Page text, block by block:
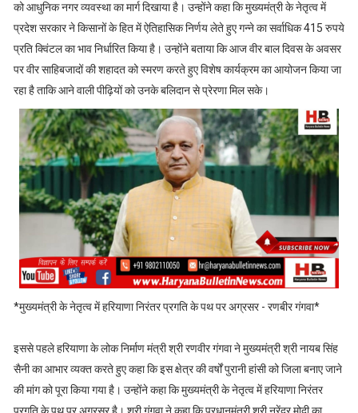
को आधुनिक नगर व्यवस्था का मार्ग दिखाया है। उन्होंने कहा कि मुख्यमंत्री के नेतृत्व में
प्रदेश सरकार ने किसानों के हित में ऐतिहासिक निर्णय लेते हुए गन्ने का सर्वाधिक 415 रुपये
प्रति क्विंटल का भाव निर्धारित किया है। उन्होंने बताया कि आज वीर बाल दिवस के अवसर
पर वीर साहिबजादों की शहादत को स्मरण करते हुए विशेष कार्यक्रम का आयोजन किया जा
रहा है ताकि आने वाली पीढ़ियों को उनके बलिदान से प्रेरणा मिल सके।
*मुख्यमंत्री के नेतृत्व में हरियाणा निरंतर प्रगति के पथ पर अग्रसर - रणबीर गंगवा*
इससे पहले हरियाणा के लोक निर्माण मंत्री श्री रणवीर गंगवा ने मुख्यमंत्री श्री नायब सिंह
सैनी का आभार व्यक्त करते हुए कहा कि इस क्षेत्र की वर्षों पुरानी हांसी को जिला बनाए जाने
की मांग को पूरा किया गया है। उन्होंने कहा कि मुख्यमंत्री के नेतृत्व में हरियाणा निरंतर